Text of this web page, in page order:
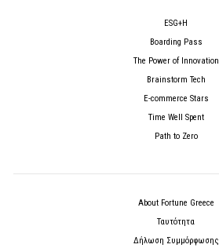
ESG+H
Boarding Pass
The Power of Innovation
Brainstorm Tech
E-commerce Stars
Time Well Spent
Path to Zero
About Fortune Greece
Ταυτότητα
Δήλωση Συμμόρφωσης